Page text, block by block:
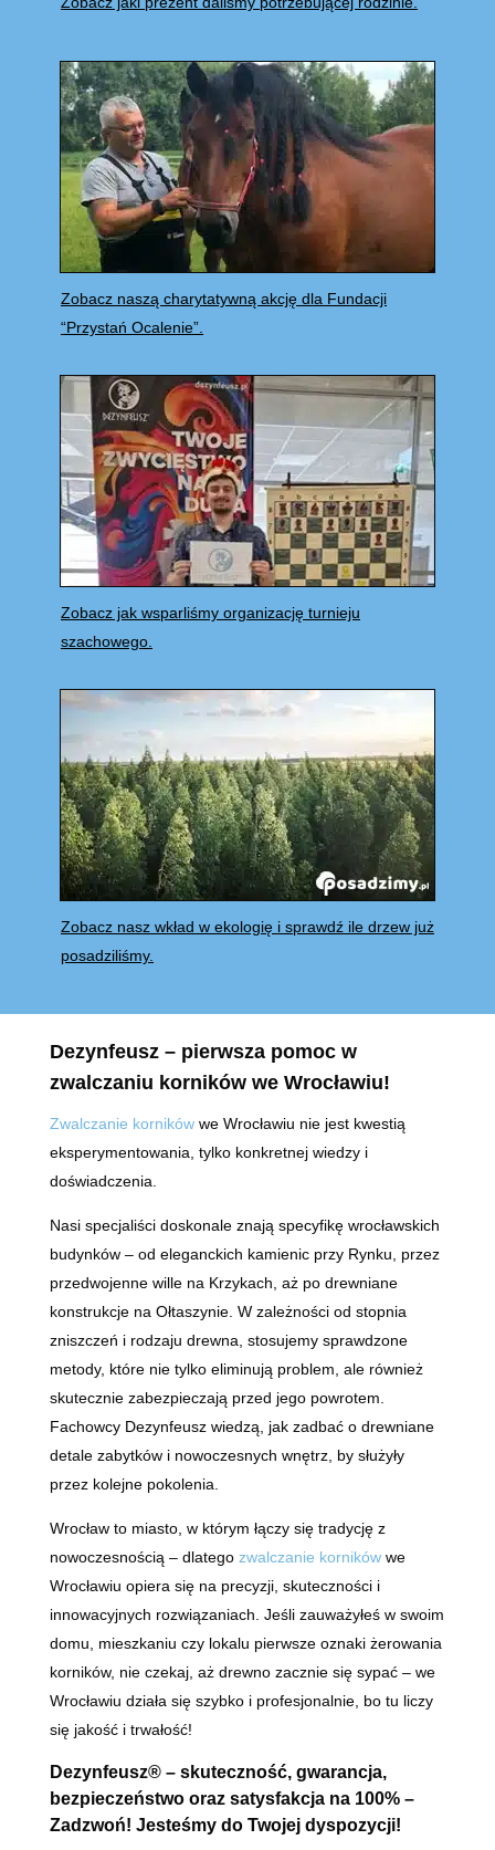
Zobacz naszą charytatywną akcję dla Fundacji
“Przystań Ocalenie”.
Zobacz jak wsparliśmy organizację turnieju
szachowego.
Zobacz nasz wkład w ekologię i sprawdź ile drzew już
posadziliśmy.
Dezynfeusz – pierwsza pomoc w
zwalczaniu korników we Wrocławiu!
Zwalczanie kornikówwe Wrocławiu nie jest kwestią
eksperymentowania, tylko konkretnej wiedzy i
doświadczenia.
Nasi specjaliści doskonale znają specyfikę wrocławskich
budynków – od eleganckich kamienic przy Rynku, przez
przedwojenne wille na Krzykach, aż po drewniane
konstrukcje na Ołtaszynie. W zależności od stopnia
zniszczeń i rodzaju drewna, stosujemy sprawdzone
metody, które nie tylko eliminują problem, ale również
skutecznie zabezpieczają przed jego powrotem.
Fachowcy Dezynfeusz wiedzą, jak zadbać o drewniane
detale zabytków i nowoczesnych wnętrz, by służyły
przez kolejne pokolenia.
Wrocław to miasto, w którym łączy się tradycję z
nowoczesnością – dlatego zwalczanie kornikówwe
Wrocławiu opiera się na precyzji, skuteczności i
innowacyjnych rozwiązaniach. Jeśli zauważyłeś w swoim
domu, mieszkaniu czy lokalu pierwsze oznaki żerowania
korników, nie czekaj, aż drewno zacznie się sypać – we
Wrocławiu działa się szybko i profesjonalnie, bo tu liczy
się jakość i trwałość!
Dezynfeusz® – skuteczność, gwarancja,
bezpieczeństwo oraz satysfakcja na 100% –
Zadzwoń! Jesteśmy do Twojej dyspozycji!